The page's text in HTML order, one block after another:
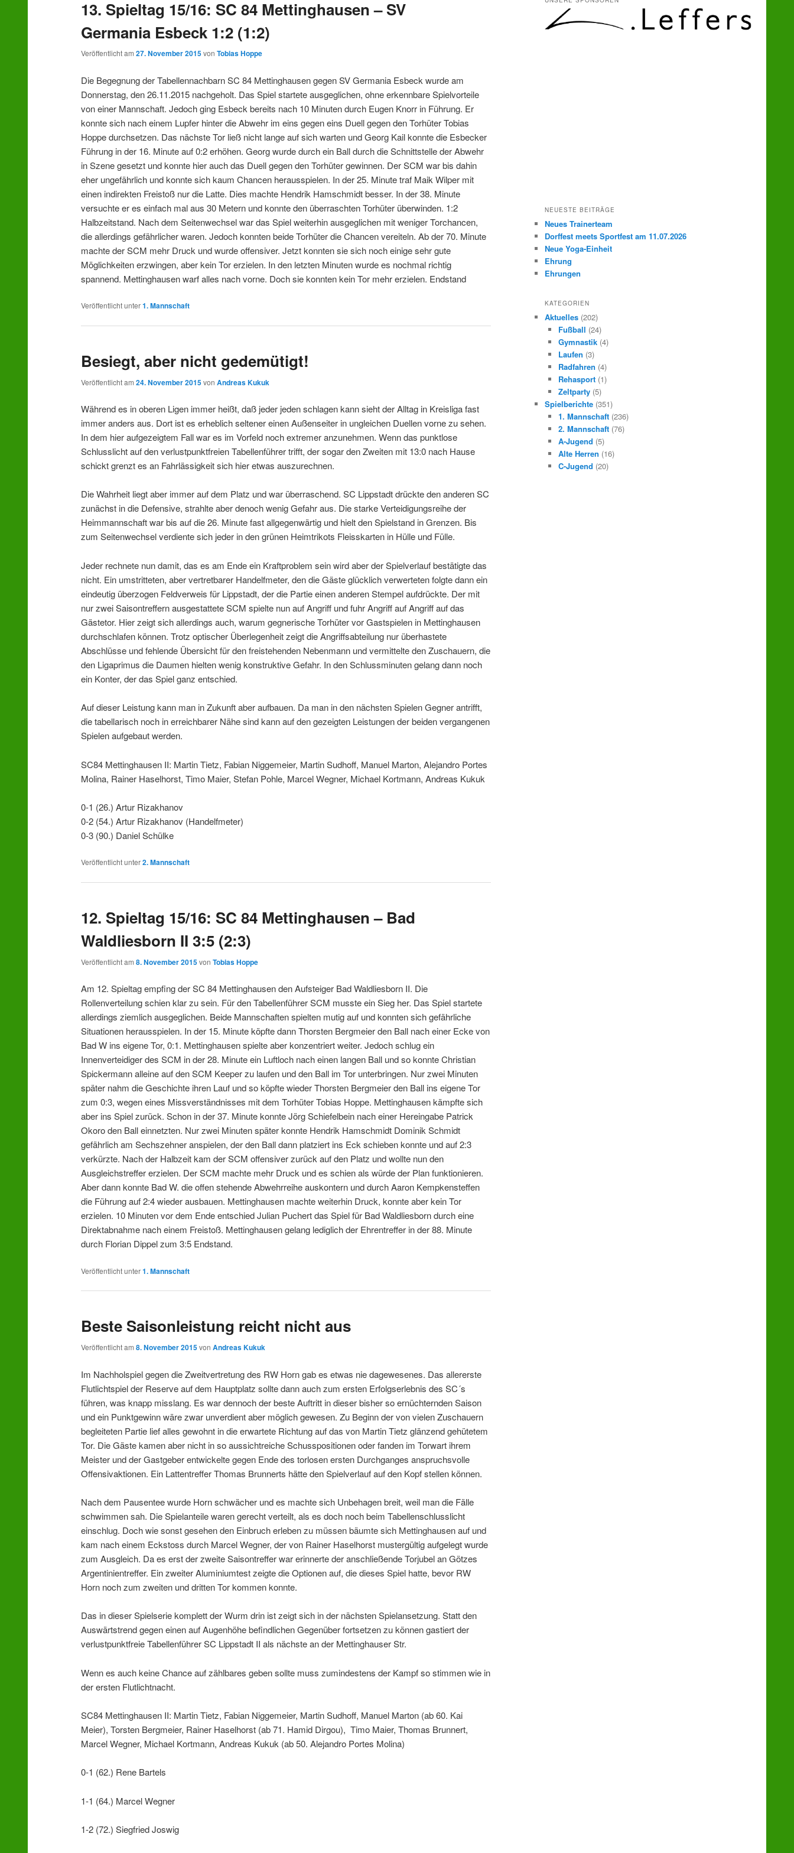
wechseln
13. Spieltag 15/16: SC 84 Mettinghausen – SV
Germania Esbeck 1:2 (1:2)
Veröffentlicht am27. November 2015vonTobias Hoppe
Die Begegnung der Tabellennachbarn SC 84 Mettinghausen gegen SV Germania Esbeck wurde am
Donnerstag, den 26.11.2015 nachgeholt. Das Spiel startete ausgeglichen, ohne erkennbare Spielvorteile
von einer Mannschaft. Jedoch ging Esbeck bereits nach 10 Minuten durch Eugen Knorr in Führung. Er
konnte sich nach einem Lupfer hinter die Abwehr im eins gegen eins Duell gegen den Torhüter Tobias
Hoppe durchsetzen. Das nächste Tor ließ nicht lange auf sich warten und Georg Kail konnte die Esbecker
Führung in der 16. Minute auf 0:2 erhöhen. Georg wurde durch ein Ball durch die Schnittstelle der Abwehr
in Szene gesetzt und konnte hier auch das Duell gegen den Torhüter gewinnen. Der SCM war bis dahin
eher ungefährlich und konnte sich kaum Chancen herausspielen. In der 25. Minute traf Maik Wilper mit
einen indirekten Freistoß nur die Latte. Dies machte Hendrik Hamschmidt besser. In der 38. Minute
versuchte er es einfach mal aus 30 Metern und konnte den überraschten Torhüter überwinden. 1:2
Halbzeitstand. Nach dem Seitenwechsel war das Spiel weiterhin ausgeglichen mit weniger Torchancen,
die allerdings gefährlicher waren. Jedoch konnten beide Torhüter die Chancen vereiteln. Ab der 70. Minute
machte der SCM mehr Druck und wurde offensiver. Jetzt konnten sie sich noch einige sehr gute
Möglichkeiten erzwingen, aber kein Tor erzielen. In den letzten Minuten wurde es nochmal richtig
spannend. Mettinghausen warf alles nach vorne. Doch sie konnten kein Tor mehr erzielen. Endstand
Veröffentlicht unter1. Mannschaft
Besiegt, aber nicht gedemütigt!
Veröffentlicht am24. November 2015vonAndreas Kukuk
Während es in oberen Ligen immer heißt, daß jeder jeden schlagen kann sieht der Alltag in Kreisliga fast
immer anders aus. Dort ist es erheblich seltener einen Außenseiter in ungleichen Duellen vorne zu sehen.
In dem hier aufgezeigtem Fall war es im Vorfeld noch extremer anzunehmen. Wenn das punktlose
Schlusslicht auf den verlustpunktfreien Tabellenführer trifft, der sogar den Zweiten mit 13:0 nach Hause
schickt grenzt es an Fahrlässigkeit sich hier etwas auszurechnen.
Die Wahrheit liegt aber immer auf dem Platz und war überraschend. SC Lippstadt drückte den anderen SC
zunächst in die Defensive, strahlte aber denoch wenig Gefahr aus. Die starke Verteidigungsreihe der
Heimmannschaft war bis auf die 26. Minute fast allgegenwärtig und hielt den Spielstand in Grenzen. Bis
zum Seitenwechsel verdiente sich jeder in den grünen Heimtrikots Fleisskarten in Hülle und Fülle.
Jeder rechnete nun damit, das es am Ende ein Kraftproblem sein wird aber der Spielverlauf bestätigte das
nicht. Ein umstritteten, aber vertretbarer Handelfmeter, den die Gäste glücklich verwerteten folgte dann ein
eindeutig überzogen Feldverweis für Lippstadt, der die Partie einen anderen Stempel aufdrückte. Der mit
nur zwei Saisontreffern ausgestattete SCM spielte nun auf Angriff und fuhr Angriff auf Angriff auf das
Gästetor. Hier zeigt sich allerdings auch, warum gegnerische Torhüter vor Gastspielen in Mettinghausen
durchschlafen können. Trotz optischer Überlegenheit zeigt die Angriffsabteilung nur überhastete
Abschlüsse und fehlende Übersicht für den freistehenden Nebenmann und vermittelte den Zuschauern, die
den Ligaprimus die Daumen hielten wenig konstruktive Gefahr. In den Schlussminuten gelang dann noch
ein Konter, der das Spiel ganz entschied.
Auf dieser Leistung kann man in Zukunft aber aufbauen. Da man in den nächsten Spielen Gegner antrifft,
die tabellarisch noch in erreichbarer Nähe sind kann auf den gezeigten Leistungen der beiden vergangenen
Spielen aufgebaut werden.
SC84 Mettinghausen II: Martin Tietz, Fabian Niggemeier, Martin Sudhoff, Manuel Marton, Alejandro Portes
Molina, Rainer Haselhorst, Timo Maier, Stefan Pohle, Marcel Wegner, Michael Kortmann, Andreas Kukuk
0-1 (26.) Artur Rizakhanov
0-2 (54.) Artur Rizakhanov (Handelfmeter)
0-3 (90.) Daniel Schülke
Veröffentlicht unter2. Mannschaft
12. Spieltag 15/16: SC 84 Mettinghausen – Bad
Waldliesborn II 3:5 (2:3)
Veröffentlicht am8. November 2015vonTobias Hoppe
Am 12. Spieltag empfing der SC 84 Mettinghausen den Aufsteiger Bad Waldliesborn II. Die
Rollenverteilung schien klar zu sein. Für den Tabellenführer SCM musste ein Sieg her. Das Spiel startete
allerdings ziemlich ausgeglichen. Beide Mannschaften spielten mutig auf und konnten sich gefährliche
Situationen herausspielen. In der 15. Minute köpfte dann Thorsten Bergmeier den Ball nach einer Ecke von
Bad W ins eigene Tor, 0:1. Mettinghausen spielte aber konzentriert weiter. Jedoch schlug ein
Innenverteidiger des SCM in der 28. Minute ein Luftloch nach einen langen Ball und so konnte Christian
Spickermann alleine auf den SCM Keeper zu laufen und den Ball im Tor unterbringen. Nur zwei Minuten
später nahm die Geschichte ihren Lauf und so köpfte wieder Thorsten Bergmeier den Ball ins eigene Tor
zum 0:3, wegen eines Missverständnisses mit dem Torhüter Tobias Hoppe. Mettinghausen kämpfte sich
aber ins Spiel zurück. Schon in der 37. Minute konnte Jörg Schiefelbein nach einer Hereingabe Patrick
Okoro den Ball einnetzten. Nur zwei Minuten später konnte Hendrik Hamschmidt Dominik Schmidt
gefährlich am Sechszehner anspielen, der den Ball dann platziert ins Eck schieben konnte und auf 2:3
verkürzte. Nach der Halbzeit kam der SCM offensiver zurück auf den Platz und wollte nun den
Ausgleichstreffer erzielen. Der SCM machte mehr Druck und es schien als würde der Plan funktionieren.
Aber dann konnte Bad W. die offen stehende Abwehrreihe auskontern und durch Aaron Kempkensteffen
die Führung auf 2:4 wieder ausbauen. Mettinghausen machte weiterhin Druck, konnte aber kein Tor
erzielen. 10 Minuten vor dem Ende entschied Julian Puchert das Spiel für Bad Waldliesborn durch eine
Direktabnahme nach einem Freistoß. Mettinghausen gelang lediglich der Ehrentreffer in der 88. Minute
durch Florian Dippel zum 3:5 Endstand.
Veröffentlicht unter1. Mannschaft
Beste Saisonleistung reicht nicht aus
Veröffentlicht am8. November 2015vonAndreas Kukuk
Im Nachholspiel gegen die Zweitvertretung des RW Horn gab es etwas nie dagewesenes. Das allererste
Flutlichtspiel der Reserve auf dem Hauptplatz sollte dann auch zum ersten Erfolgserlebnis des SC´s
führen, was knapp misslang. Es war dennoch der beste Auftritt in dieser bisher so ernüchternden Saison
und ein Punktgewinn wäre zwar unverdient aber möglich gewesen. Zu Beginn der von vielen Zuschauern
begleiteten Partie lief alles gewohnt in die erwartete Richtung auf das von Martin Tietz glänzend gehütetem
Tor. Die Gäste kamen aber nicht in so aussichtreiche Schusspositionen oder fanden im Torwart ihrem
Meister und der Gastgeber entwickelte gegen Ende des torlosen ersten Durchganges anspruchsvolle
Offensivaktionen. Ein Lattentreffer Thomas Brunnerts hätte den Spielverlauf auf den Kopf stellen können.
Nach dem Pausentee wurde Horn schwächer und es machte sich Unbehagen breit, weil man die Fälle
schwimmen sah. Die Spielanteile waren gerecht verteilt, als es doch noch beim Tabellenschlusslicht
einschlug. Doch wie sonst gesehen den Einbruch erleben zu müssen bäumte sich Mettinghausen auf und
kam nach einem Eckstoss durch Marcel Wegner, der von Rainer Haselhorst mustergültig aufgelegt wurde
zum Ausgleich. Da es erst der zweite Saisontreffer war erinnerte der anschließende Torjubel an Götzes
Argentinientreffer. Ein zweiter Aluminiumtest zeigte die Optionen auf, die dieses Spiel hatte, bevor RW
Horn noch zum zweiten und dritten Tor kommen konnte.
Das in dieser Spielserie komplett der Wurm drin ist zeigt sich in der nächsten Spielansetzung. Statt den
Auswärtstrend gegen einen auf Augenhöhe befindlichen Gegenüber fortsetzen zu können gastiert der
verlustpunktfreie Tabellenführer SC Lippstadt II als nächste an der Mettinghauser Str.
Wenn es auch keine Chance auf zählbares geben sollte muss zumindestens der Kampf so stimmen wie in
der ersten Flutlichtnacht.
SC84 Mettinghausen II: Martin Tietz, Fabian Niggemeier, Martin Sudhoff, Manuel Marton (ab 60. Kai
Meier), Torsten Bergmeier, Rainer Haselhorst (ab 71. Hamid Dirgou), Timo Maier, Thomas Brunnert,
Marcel Wegner, Michael Kortmann, Andreas Kukuk (ab 50. Alejandro Portes Molina)
0-1 (62.) Rene Bartels
1-1 (64.) Marcel Wegner
1-2 (72.) Siegfried Joswig
NEUESTE BEITRÄGE
Neues Trainerteam
Dorffest meets Sportfest am 11.07.2026
Neue Yoga-Einheit
Ehrung
Ehrungen
KATEGORIEN
Aktuelles (202)
Fußball (24)
Gymnastik(4)
Laufen (3)
Radfahren (4)
Rehasport(1)
Zeltparty(5)
Spielberichte (351)
1. Mannschaft(236)
2. Mannschaft(76)
A-Jugend (5)
Alte Herren (16)
C-Jugend (20)